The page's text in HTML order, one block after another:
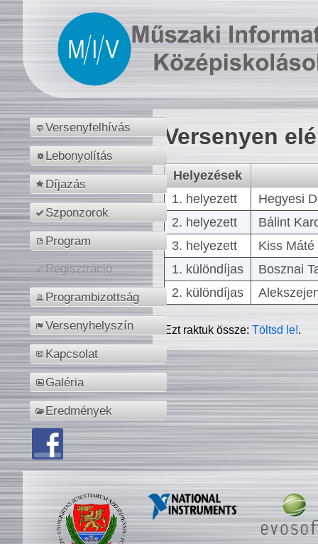
Versenyfelhívás
Lebonyolítás
Díjazás
Szponzorok
Program
Regisztráció
Programbizottság
Versenyhelyszín
Kapcsolat
Galéria
Eredmények
Versenyen
Helyezések
1. helyezett
Hegyesi
2. helyezett
Bálint
3. helyezett
Kiss
1. különdíjas
Bosznai
2. különdíjas
Ezt raktuk össze:Töltsd le!.